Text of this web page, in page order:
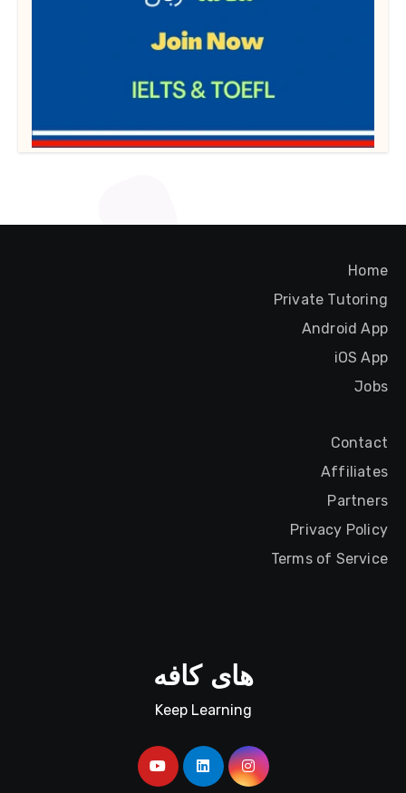
Home
Private Tutoring
Android App
iOS App
Jobs
Contact
Affiliates
Partners
Privacy Policy
Terms of Service
های کافه
Keep Learning